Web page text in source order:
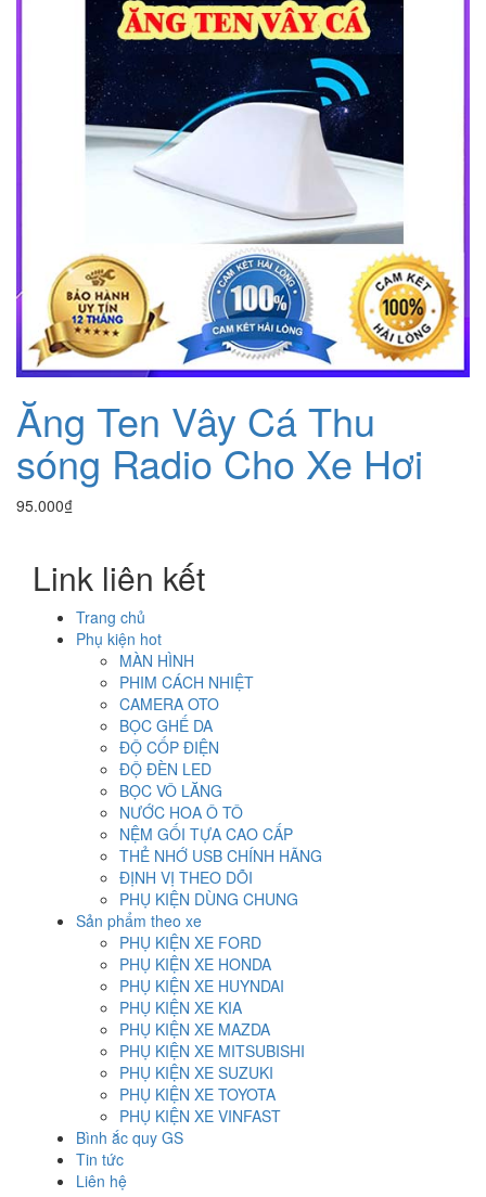
Ăng Ten Vây Cá Thu
sóng Radio Cho Xe Hơi
95.000₫
Link liên kết
Trang chủ
Phụ kiện hot
MÀN HÌNH
PHIM CÁCH NHIỆT
CAMERA OTO
BỌC GHẾ DA
ĐỘ CỐP ĐIỆN
ĐỘ ĐÈN LED
BỌC VÔ LĂNG
NƯỚC HOA Ô TÔ
NỆM GỐI TỰA CAO CẤP
THẺ NHỚ USB CHÍNH HÃNG
ĐỊNH VỊ THEO DÕI
PHỤ KIỆN DÙNG CHUNG
Sản phẩm theo xe
PHỤ KIỆN XE FORD
PHỤ KIỆN XE HONDA
PHỤ KIỆN XE HUYNDAI
PHỤ KIỆN XE KIA
PHỤ KIỆN XE MAZDA
PHỤ KIỆN XE MITSUBISHI
PHỤ KIỆN XE SUZUKI
PHỤ KIỆN XE TOYOTA
PHỤ KIỆN XE VINFAST
Bình ắc quy GS
Tin tức
Liên hệ